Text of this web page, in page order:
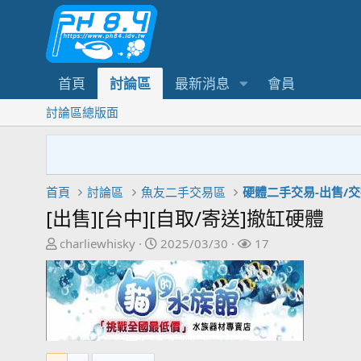
首頁 討論區 最新消息 會員
討論區總版面
首頁 討論區 魚友二手交易區 硬體二手交易-出售/
[出售][台中][自取/寄送]撤缸硬體
主
題
發
起
人
charliewhisky
開
始
日
期
2025/03/30
關
注
者
17